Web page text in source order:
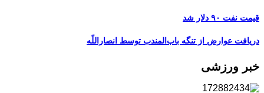
قیمت نفت ۹۰ دلار شد
دریافت عوارض از تنگه باب‌المندب توسط انصاراللّه
خبر ورزشی